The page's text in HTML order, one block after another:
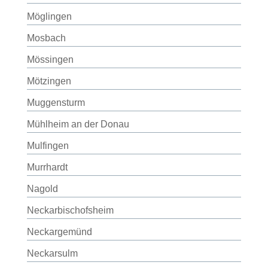
Möglingen
Mosbach
Mössingen
Mötzingen
Muggensturm
Mühlheim an der Donau
Mulfingen
Murrhardt
Nagold
Neckarbischofsheim
Neckargemünd
Neckarsulm